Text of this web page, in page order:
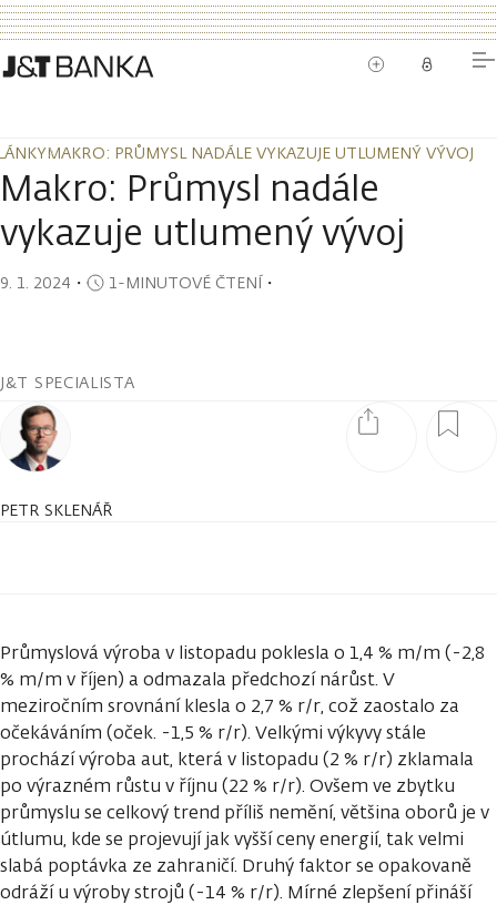
MAKRO: PRŮMYSL NADÁLE VYKAZUJE UTLUMENÝ VÝVOJ
MAKRO: PRŮMYSL NADÁLE VYKAZUJE UTLUMENÝ VÝVOJ
Makro: Průmysl nadále
vykazuje utlumený vývoj
9. 1. 2024 ・ 1-MINUTOVÉ ČTENÍ・
J&T SPECIALISTA
PETR SKLENÁŘ
Průmyslová výroba v listopadu poklesla o 1,4 % m/m (-2,8
% m/m v říjen) a odmazala předchozí nárůst. V
meziročním srovnání klesla o 2,7 % r/r, což zaostalo za
očekáváním (oček. -1,5 % r/r). Velkými výkyvy stále
prochází výroba aut, která v listopadu (2 % r/r) zklamala
po výrazném růstu v říjnu (22 % r/r). Ovšem ve zbytku
průmyslu se celkový trend příliš nemění, většina oborů je v
útlumu, kde se projevují jak vyšší ceny energií, tak velmi
slabá poptávka ze zahraničí. Druhý faktor se opakovaně
odráží u výroby strojů (-14 % r/r). Mírné zlepšení přináší